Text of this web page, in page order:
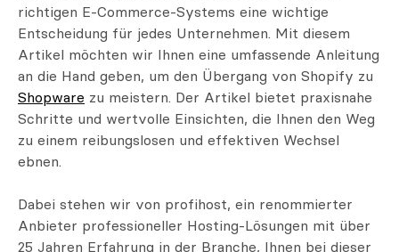
richtigen E-Commerce-Systems eine wichtige
Entscheidung für jedes Unternehmen. Mit diesem
Artikel möchten wir Ihnen eine umfassende Anleitung
an die Hand geben, um den Übergang von Shopify zu
Shopware zu meistern. Der Artikel bietet praxisnahe
Schritte und wertvolle Einsichten, die Ihnen den Weg
zu einem reibungslosen und effektiven Wechsel
ebnen.
Dabei stehen wir von profihost, ein renommierter
Anbieter professioneller Hosting-Lösungen mit über
25 Jahren Erfahrung in der Branche, Ihnen bei dieser